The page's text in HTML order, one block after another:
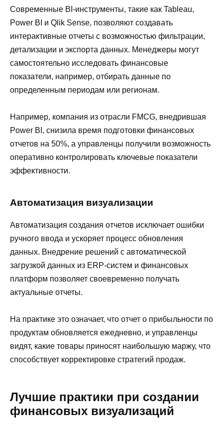
Современные BI-инструменты, такие как Tableau,
Power BI и Qlik Sense, позволяют создавать
интерактивные отчеты с возможностью фильтрации,
детализации и экспорта данных. Менеджеры могут
самостоятельно исследовать финансовые
показатели, например, отбирать данные по
определенным периодам или регионам.
Например, компания из отрасли FMCG, внедрившая
Power BI, снизила время подготовки финансовых
отчетов на 50%, а управленцы получили возможность
оперативно контролировать ключевые показатели
эффективности.
Автоматизация визуализации
Автоматизация создания отчетов исключает ошибки
ручного ввода и ускоряет процесс обновления
данных. Внедрение решений с автоматической
загрузкой данных из ERP-систем и финансовых
платформ позволяет своевременно получать
актуальные отчеты.
На практике это означает, что отчет о прибыльности по
продуктам обновляется ежедневно, и управленцы
видят, какие товары приносят наибольшую маржу, что
способствует корректировке стратегий продаж.
Лучшие практики при создании
финансовых визуализаций